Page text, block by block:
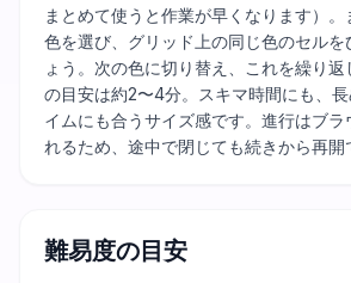
まとめて使うと作業が早くなります）。
色を選び、グリッド上の同じ色のセルを
ょう。次の色に切り替え、これを繰り
の目安は約2〜4分。スキマ時間にも、
イムにも合うサイズ感です。進行はブラ
れるため、途中で閉じても続きから再開
難易度の目安